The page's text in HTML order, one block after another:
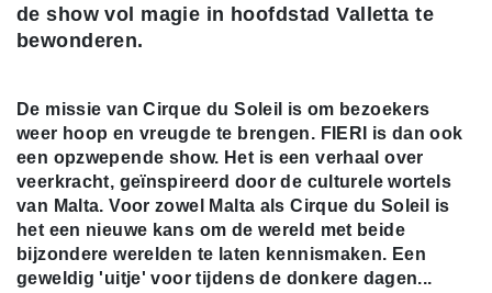
de show vol magie in hoofdstad Valletta te
bewonderen.
De missie van Cirque du Soleil is om bezoekers
weer hoop en vreugde te brengen. FIERI is dan ook
een opzwepende show. Het is een verhaal over
veerkracht, geïnspireerd door de culturele wortels
van Malta. Voor zowel Malta als Cirque du Soleil is
het een nieuwe kans om de wereld met beide
bijzondere werelden te laten kennismaken. Een
geweldig 'uitje' voor tijdens de donkere dagen...